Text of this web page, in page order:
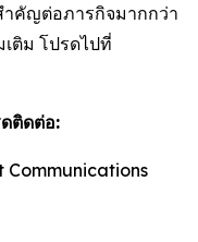
คัญต่อภารกิจมากกว่า
ติม โปรดไปที่
ติดต่อ:
Communications